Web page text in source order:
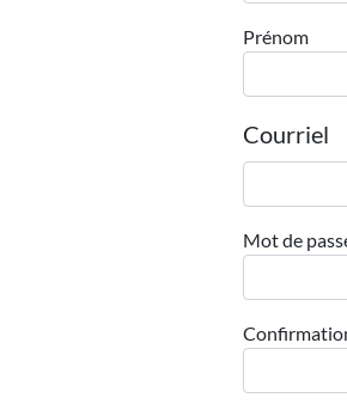
Prénom
Courriel
Mot de